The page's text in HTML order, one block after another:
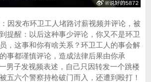
因发布环卫工人堵路讨薪视频并评论，被
提醒：以后这种事少评论，你又不是环卫
，这事和你有啥关系？环卫工人的事会解
事都谨慎评论，造成法律后果由你承
男子发视频表述，自己只因转发一个跳楼
五六个警察持枪破门而入，还遭到殴打！